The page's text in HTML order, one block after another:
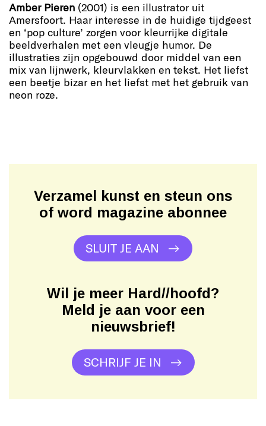
Amber Pieren (2001) is een illustrator uit
Amersfoort. Haar interesse in de huidige tijdgeest
en ‘pop culture’ zorgen voor kleurrijke digitale
beeldverhalen met een vleugje humor. De
illustraties zijn opgebouwd door middel van een
mix van lijnwerk, kleurvlakken en tekst. Het liefst
een beetje bizar en het liefst met het gebruik van
neon roze.
Verzamel kunst en steun ons
of word magazine abonnee
SLUIT JE AAN
Wil je meer Hard//hoofd?
Meld je aan voor een
nieuwsbrief!
SCHRIJF JE IN